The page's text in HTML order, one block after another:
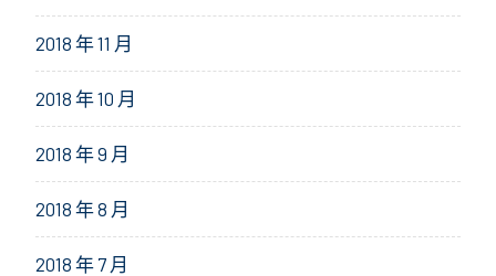
2018 年 11 月
2018 年 10 月
2018 年 9 月
2018 年 8 月
2018 年 7 月